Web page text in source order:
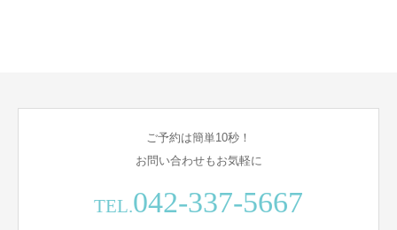
ご予約は簡単10秒！
お問い合わせもお気軽に
TEL.042-337-5667